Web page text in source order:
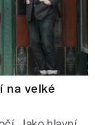
na velké